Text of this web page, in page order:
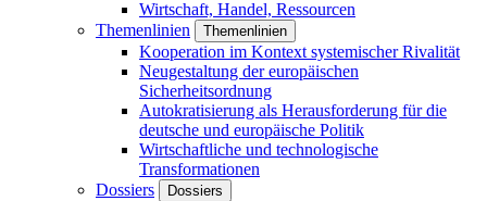
Wirtschaft, Handel, Ressourcen
Themenlinien
Themenlinien
Kooperation im Kontext systemischer Rivalität
Neugestaltung der europäischen
Sicherheitsordnung
Autokratisierung als Herausforderung für die
deutsche und europäische Politik
Wirtschaftliche und technologische
Transformationen
Dossiers
Dossiers